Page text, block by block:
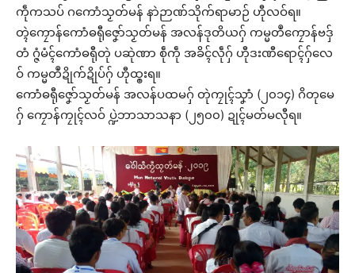
ကဵုကသပ် ဂကောံသၟတ်မန် နာဲဉာဏ်သိုက်ရာမာဉ် ဟီုလဝ်ရ။
တ္ၚဲကၠောန်ကောံဓရီုဇၞော်သၟတ်မန် အလန်ဒုတိယဂှ် ကမ္မတဳကၠောန်ဗဒှ်
တံ ဂ္ဇံမံၚ်ကောံဓရီုတုဲ ပဆုဲဏာ စဵုကဵု အခိၚ်လဵုဂှ် ဟီုဒးဏီရောၚ်ဂှ်လေ
ဝ် ကမ္မတဳဍိုက်ဍိုပ်ဂှ် ဟီုထ္ၜးရ။
ကောံဓရီုဇၞော်သၟတ်မန် အလန်ပထမဂှ် တုဲကၠုၚ်သၞာံ (၂၀၁၄) ဂိတုမေ
ဂှ် ကၠောန်ကၠုၚ်လဝ် ပ္ဍဲဘာသာသနာ (၂၅၀၀) ဍုၚ်မတ်မလီုရ။